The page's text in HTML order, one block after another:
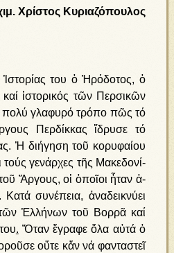
Χρίστος Κυριαζόπουλος
Ἱ­στο­ρί­ας του ὁ Ἡ­ρό­δο­τος, ὁ
καί ἱ­στο­ρι­κός τῶν Περ­σι­κῶν
πο­λύ γλα­φυ­ρό τρό­πο πῶς τό
Περ­δίκ­κας ἵ­δρυ­σε τό
Ἡ δι­ή­γη­ση τοῦ κο­ρυ­φαί­ου
τούς γε­νάρ­χες τῆς Μα­κε­δο­νί­
Ἄρ­γους, οἱ ὁ­ποῖ­οι ἦ­ταν ἀ­
συ­νέ­πεια, ἀ­να­δει­κνύ­ει
Ἑλ­λή­νων τοῦ Βορ­ρᾶ καί
. Ὅ­ταν ἔ­γρα­φε ὅ­λα αὐ­τά ὁ
οὔ­τε κἄν νά φαν­τα­στεῖ